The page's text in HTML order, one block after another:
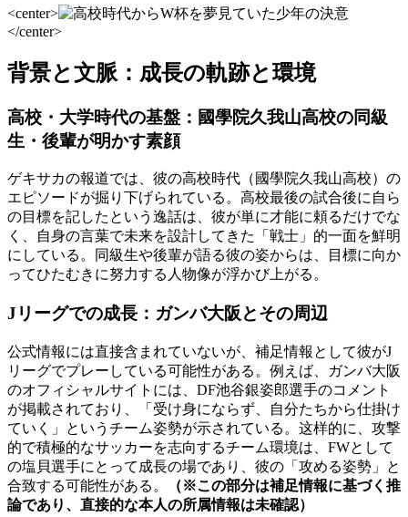
<center>
</center>
背景と文脈：成長の軌跡と環境
高校・大学時代の基盤：國學院久我山高校の同級
生・後輩が明かす素顔
ゲキサカの報道では、彼の高校時代（國學院久我山高校）の
エピソードが掘り下げられている。高校最後の試合後に自ら
の目標を記したという逸話は、彼が単に才能に頼るだけでな
く、自身の言葉で未来を設計してきた「戦士」的一面を鮮明
にしている。同級生や後輩が語る彼の姿からは、目標に向か
ってひたむきに努力する人物像が浮かび上がる。
Jリーグでの成長：ガンバ大阪とその周辺
公式情報には直接含まれていないが、補足情報として彼がJ
リーグでプレーしている可能性がある。例えば、ガンバ大阪
のオフィシャルサイトには、DF池谷銀姿郎選手のコメント
が掲載されており、「受け身にならず、自分たちから仕掛け
ていく」というチーム姿勢が示されている。这样的に、攻撃
的で積極的なサッカーを志向するチーム環境は、FWとして
の塩貝選手にとって成長の場であり、彼の「攻める姿勢」と
合致する可能性がある。
（※この部分は補足情報に基づく推
論であり、直接的な本人の所属情報は未確認）